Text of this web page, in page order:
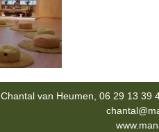
Chantal van Heumen, 06 29 13 39